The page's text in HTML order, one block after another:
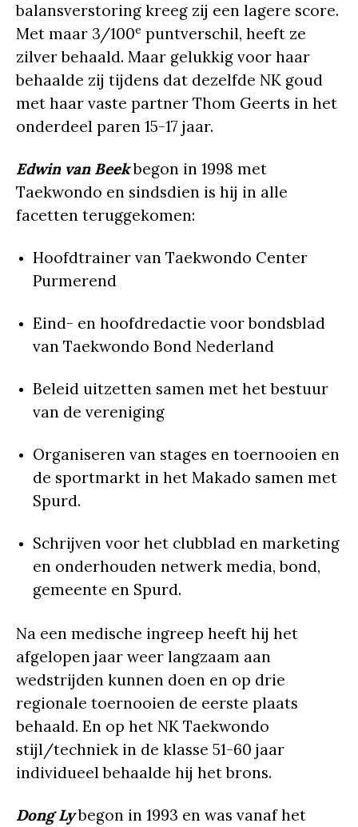
balansverstoring kreeg zij een lagere score.
Met maar 3/100e puntverschil, heeft ze
zilver behaald. Maar gelukkig voor haar
behaalde zij tijdens dat dezelfde NK goud
met haar vaste partner Thom Geerts in het
onderdeel paren 15-17 jaar.
Edwin van Beekbegon in 1998 met
Taekwondo en sindsdien is hij in alle
facetten teruggekomen:
Hoofdtrainer van Taekwondo Center
Purmerend
Eind- en hoofdredactie voor bondsblad
van Taekwondo Bond Nederland
Beleid uitzetten samen met het bestuur
van de vereniging
Organiseren van stages en toernooien en
de sportmarkt in het Makado samen met
Spurd.
Schrijven voor het clubblad en marketing
en onderhouden netwerk media, bond,
gemeente en Spurd.
Na een medische ingreep heeft hij het
afgelopen jaar weer langzaam aan
wedstrijden kunnen doen en op drie
regionale toernooien de eerste plaats
behaald. En op het NK Taekwondo
stijl/techniek in de klasse 51-60 jaar
individueel behaalde hij het brons.
Dong Lybegon in 1993 en was vanaf het